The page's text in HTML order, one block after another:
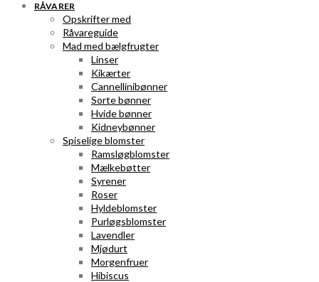
RÅVARER
Opskrifter med
Råvareguide
Mad med bælgfrugter
Linser
Kikærter
Cannellinibønner
Sorte bønner
Hvide bønner
Kidneybønner
Spiselige blomster
Ramsløgblomster
Mælkebøtter
Syrener
Roser
Hyldeblomster
Purløgsblomster
Lavendler
Mjødurt
Morgenfruer
Hibiscus